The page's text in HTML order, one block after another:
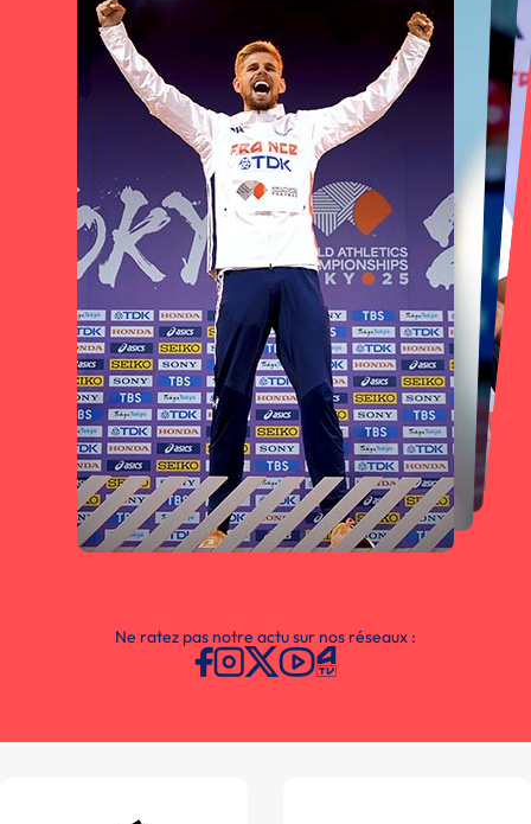
Ne ratez pas notre actu sur nos réseaux :